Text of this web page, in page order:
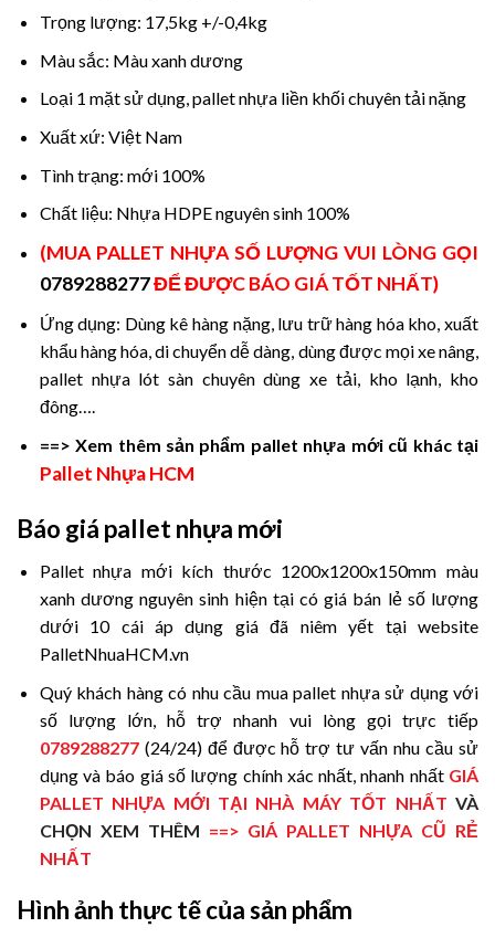
Trọng lượng: 17,5kg +/-0,4kg
Màu sắc: Màu xanh dương
Loại 1 mặt sử dụng, pallet nhựa liền khối chuyên tải nặng
Xuất xứ: Việt Nam
Tình trạng: mới 100%
Chất liệu: Nhựa HDPE nguyên sinh 100%
(MUA PALLET NHỰA SỐ LƯỢNG VUI LÒNG GỌI
0789288277ĐỂ ĐƯỢC BÁO GIÁ TỐT NHẤT)
Ứng dụng: Dùng kê hàng nặng, lưu trữ hàng hóa kho, xuất
khẩu hàng hóa, di chuyển dễ dàng, dùng được mọi xe nâng,
pallet nhựa lót sàn chuyên dùng xe tải, kho lạnh, kho
đông….
==> Xem thêm sản phẩm pallet nhựa mới cũ khác tại
Pallet Nhựa HCM
Báo giá pallet nhựa mới
Pallet nhựa mới kích thước 1200x1200x150mm màu
xanh dương nguyên sinh hiện tại có giá bán lẻ số lượng
dưới 10 cái áp dụng giá đã niêm yết tại website
PalletNhuaHCM.vn
Quý khách hàng có nhu cầu mua pallet nhựa sử dụng với
số lượng lớn, hỗ trợ nhanh vui lòng gọi trực tiếp
0789288277 (24/24) để được hỗ trợ tư vấn nhu cầu sử
dụng và báo giá số lượng chính xác nhất, nhanh nhất GIÁ
PALLET NHỰA MỚI TẠI NHÀ MÁY TỐT NHẤTVÀ
CHỌN XEM THÊM ==> GIÁ PALLET NHỰA CŨ RẺ
NHẤT
Hình ảnh thực tế của sản phẩm